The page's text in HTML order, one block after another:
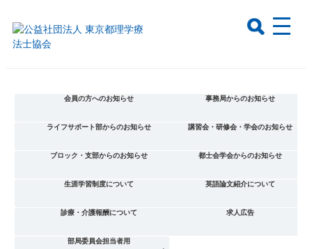
会員の方へのお知らせ 事務局からのお知らせ
ライフサポート部からのお知らせ 講習会・研修会・学会のお知らせ
ブロック・支部からのお知らせ 都士会学会からのお知らせ
生涯学習制度について 英語論文紹介について
診療・介護報酬について 求人広告
部局委員会担当者用